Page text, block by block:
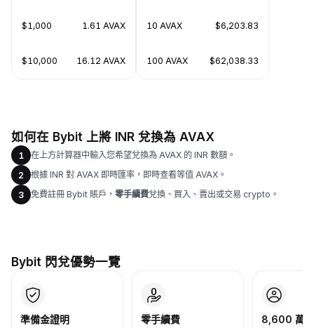
$1,000 1.61 AVAX
$10,000 16.12 AVAX
10 AVAX $6,203.83
100 AVAX $62,038.33
如何在 Bybit 上將 INR 兌換為 AVAX
1
在上方計算器中輸入您希望兌換為 AVAX 的 INR 數額。
2
根據 INR 對 AVAX 即時匯率，即時查看等值 AVAX。
3
免費註冊 Bybit 賬戶， 零手續費兌換、買入、賣出或交易 crypto。
Bybit 閃兌優勢一覽
準備金證明 零手續費 8,600 萬+